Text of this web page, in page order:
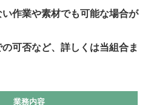
作業や素材でも可能な場合が
可否など、詳しくは当組合ま
業務内容